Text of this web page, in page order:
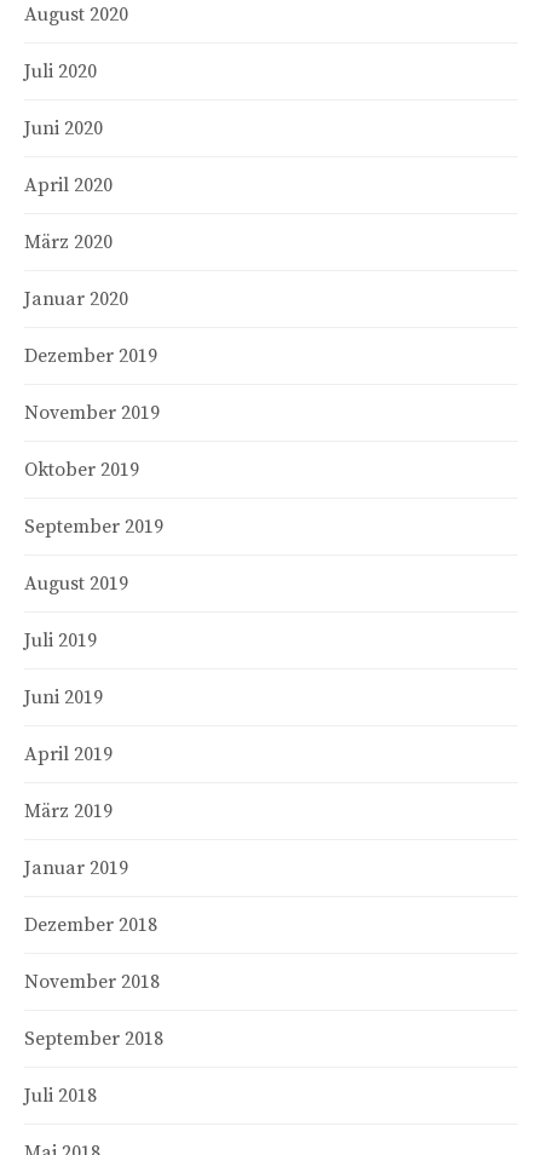
August 2020
Juli 2020
Juni 2020
April 2020
März 2020
Januar 2020
Dezember 2019
November 2019
Oktober 2019
September 2019
August 2019
Juli 2019
Juni 2019
April 2019
März 2019
Januar 2019
Dezember 2018
November 2018
September 2018
Juli 2018